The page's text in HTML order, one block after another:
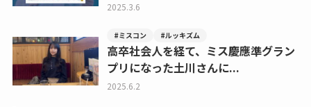
2025.3.6
#ミスコン #ルッキズム
高卒社会人を経て、ミス慶應準グラン
プリになった土川さんに...
2025.6.2